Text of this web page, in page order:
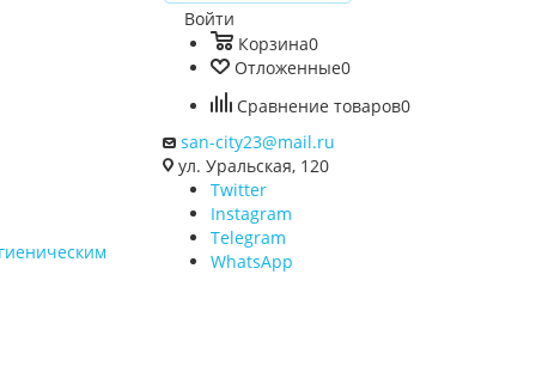
Войти
Корзина0
Отложенные0
Сравнение товаров0
san-city23@mail.ru
ул. Уральская, 120
Twitter
Instagram
Telegram
WhatsApp